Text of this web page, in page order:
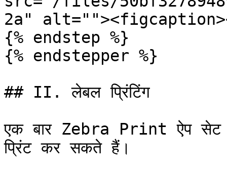
2a"
{% endstep %}
{% endstepper %}
## II. लेबल प्रिंटिंग
एक बार Zebra Print ऐप
प्रिंट कर सकते हैं।